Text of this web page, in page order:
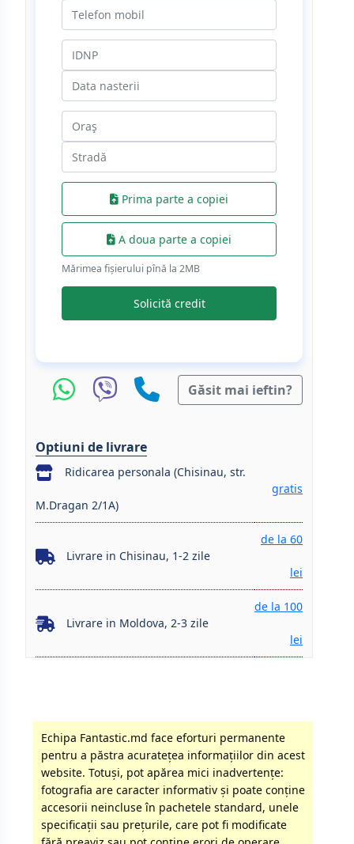
Prima parte a copiei
A doua parte a copiei
Mărimea fișierului pînă la 2МB
Solicită credit
Găsit mai ieftin?
Optiuni de livrare
Ridicarea personala (Chisinau, str.
M.Dragan 2/1A)
gratis
Livrare in Chisinau, 1-2 zile
de la 60
lei
Livrare in Moldova, 2-3 zile
de la 100
lei
Echipa Fantastic.md face eforturi permanente
pentru a păstra acurateţea informaţiilor din acest
website. Totuși, pot apărea mici inadvertenţe:
fotografia are caracter informativ şi poate conţine
accesorii neincluse în pachetele standard, unele
specificaţii sau preţurile, care pot fi modificate